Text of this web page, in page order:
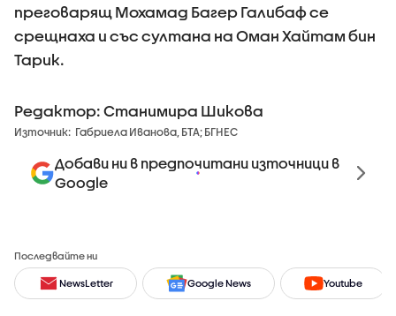
преговарящ Мохамад Багер Галибаф се
срещнаха и със султана на Оман Хайтам бин
Тарик.
Редактор: Станимира Шикова
Източник: Габриела Иванова, БТА; БГНЕС
Добави ни в предпочитани източници в
Google
Последвайте ни
NewsLetter Google News Youtube